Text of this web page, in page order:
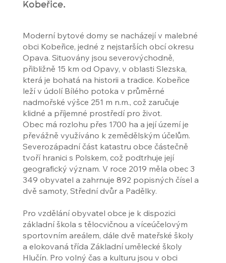
Kobeřice.
Moderní bytové domy se nacházejí v malebné
obci Kobeřice, jedné z nejstarších obcí okresu
Opava. Situovány jsou severovýchodně,
přibližně 15 km od Opavy, v oblasti Slezska,
která je bohatá na historii a tradice. Kobeřice
leží v údolí Bílého potoka v průměrné
nadmořské výšce 251 m n.m., což zaručuje
klidné a příjemné prostředí pro život.
Obec má rozlohu přes 1700 ha a její území je
převážně využíváno k zemědělským účelům.
Severozápadní část katastru obce částečně
tvoří hranici s Polskem, což podtrhuje její
geografický význam. V roce 2019 měla obec 3
349 obyvatel a zahrnuje 892 popisných čísel a
dvě samoty, Střední dvůr a Padělky.
Pro vzdělání obyvatel obce je k dispozici
základní škola s tělocvičnou a víceúčelovým
sportovním areálem, dále dvě mateřské školy
a elokovaná třída Základní umělecké školy
Hlučín. Pro volný čas a kulturu jsou v obci